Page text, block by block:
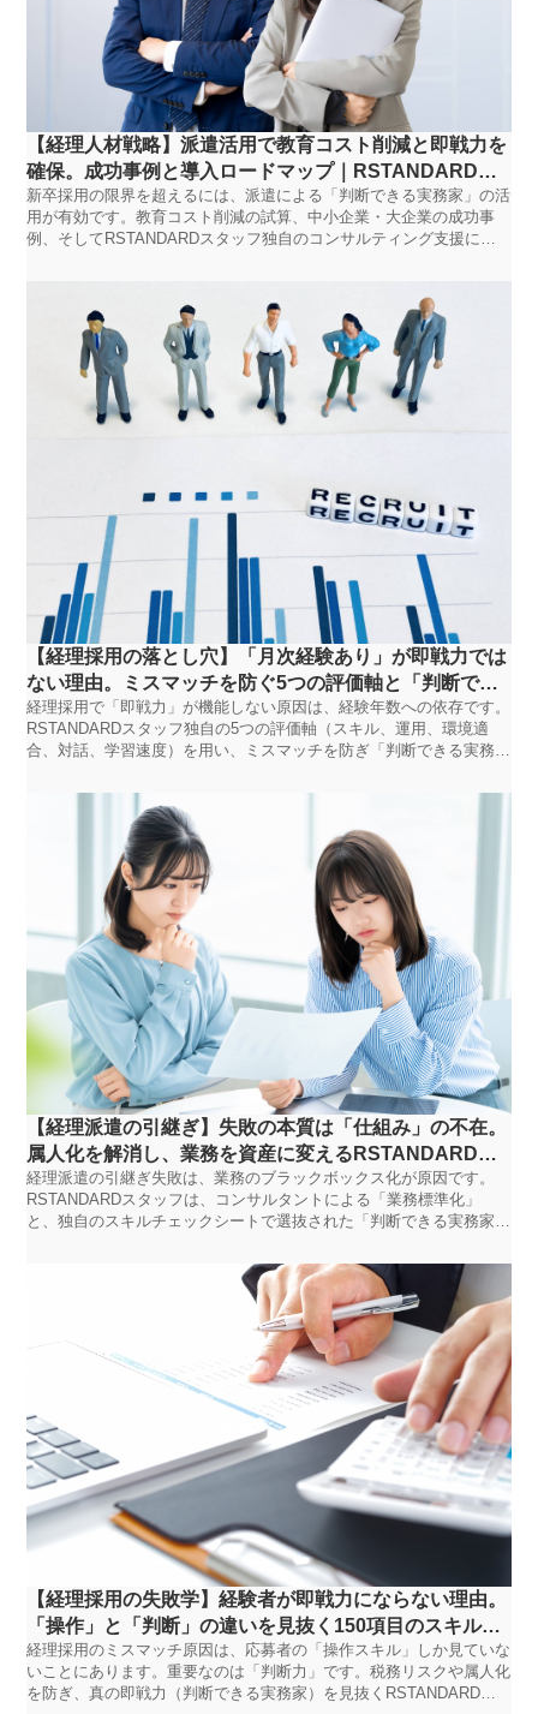
【経理人材戦略】派遣活用で教育コスト削減と即戦力を
確保。成功事例と導入ロードマップ｜RSTANDARDス
タッフ
新卒採用の限界を超えるには、派遣による「判断できる実務家」の活
用が有効です。教育コスト削減の試算、中小企業・大企業の成功事
例、そしてRSTANDARDスタッフ独自のコンサルティング支援によ
【経理採用の落とし穴】「月次経験あり」が即戦力では
ない理由。ミスマッチを防ぐ5つの評価軸と「判断でき
る人材」の定義｜RSTANDARDスタッフ
経理採用で「即戦力」が機能しない原因は、経験年数への依存です。
RSTANDARDスタッフ独自の5つの評価軸（スキル、運用、環境適
合、対話、学習速度）を用い、ミスマッチを防ぎ「判断できる実務
【経理派遣の引継ぎ】失敗の本質は「仕組み」の不在。
属人化を解消し、業務を資産に変えるRSTANDARD式
ソリューション｜RSTANDARDスタッフ
経理派遣の引継ぎ失敗は、業務のブラックボックス化が原因です。
RSTANDARDスタッフは、コンサルタントによる「業務標準化」
と、独自のスキルチェックシートで選抜された「判断できる実務家」
【経理採用の失敗学】経験者が即戦力にならない理由。
「操作」と「判断」の違いを見抜く150項目のスキル評
価法｜RSTANDARD人材紹介
経理採用のミスマッチ原因は、応募者の「操作スキル」しか見ていな
いことにあります。重要なのは「判断力」です。税務リスクや属人化
を防ぎ、真の即戦力（判断できる実務家）を見抜くRSTANDARD独